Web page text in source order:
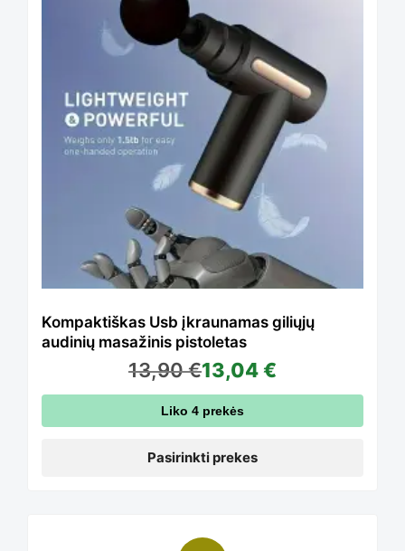
the
product
page
Kompaktiškas Usb įkraunamas giliųjų
audinių masažinis pistoletas
13,90€13,04€
Liko 4 prekės
Pasirinkti prekes
has
multiple
variants.
The
options
may